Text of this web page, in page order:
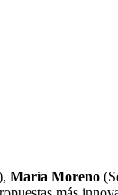
María Moreno